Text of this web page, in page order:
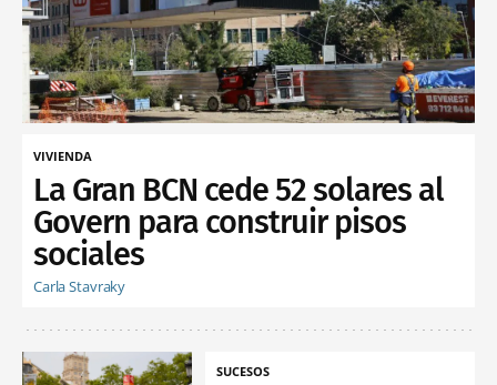
VIVIENDA
La Gran BCN cede 52 solares al
Govern para construir pisos
sociales
Carla Stavraky
SUCESOS